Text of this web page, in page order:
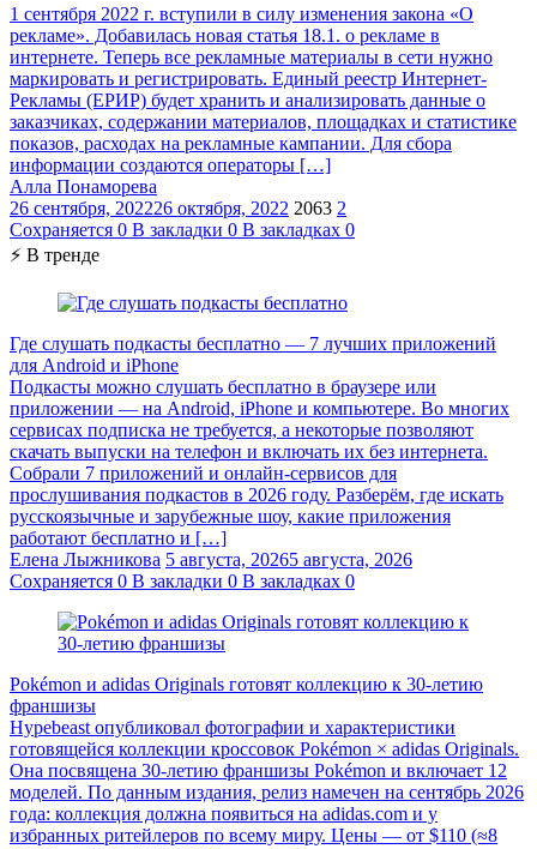
1 сентября 2022 г. вступили в силу изменения закона «О
рекламе». Добавилась новая статья 18.1. о рекламе в
интернете. Теперь все рекламные материалы в сети нужно
маркировать и регистрировать. Единый реестр Интернет-
Рекламы (ЕРИР) будет хранить и анализировать данные о
заказчиках, содержании материалов, площадках и статистике
показов, расходах на рекламные кампании. Для сбора
информации создаются операторы […]
Алла Понаморева
26 сентября, 202226 октября, 2022 2063 2
Сохраняется 0 В закладки 0 В закладках 0
⚡ В тренде
Где слушать подкасты бесплатно — 7 лучших приложений
для Android и iPhone
Подкасты можно слушать бесплатно в браузере или
приложении — на Android, iPhone и компьютере. Во многих
сервисах подписка не требуется, а некоторые позволяют
скачать выпуски на телефон и включать их без интернета.
Собрали 7 приложений и онлайн-сервисов для
прослушивания подкастов в 2026 году. Разберём, где искать
русскоязычные и зарубежные шоу, какие приложения
работают бесплатно и […]
Елена Лыжникова 5 августа, 20265 августа, 2026
Сохраняется 0 В закладки 0 В закладках 0
Pokémon и adidas Originals готовят коллекцию к 30-летию
франшизы
Hypebeast опубликовал фотографии и характеристики
готовящейся коллекции кроссовок Pokémon × adidas Originals.
Она посвящена 30-летию франшизы Pokémon и включает 12
моделей. По данным издания, релиз намечен на сентябрь 2026
года: коллекция должна появиться на adidas.com и у
избранных ритейлеров по всему миру. Цены — от $110 (≈8